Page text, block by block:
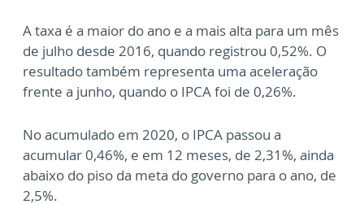
A taxa é a maior do ano e a mais alta para um mês
de julho desde 2016, quando registrou 0,52%. O
resultado também representa uma aceleração
frente a junho, quando o IPCA foi de 0,26%.
No acumulado em 2020, o IPCA passou a
acumular 0,46%, e em 12 meses, de 2,31%, ainda
abaixo do piso da meta do governo para o ano, de
2,5%.